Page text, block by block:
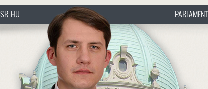
http://www.pasztorbalint.rs/hu
SR HU